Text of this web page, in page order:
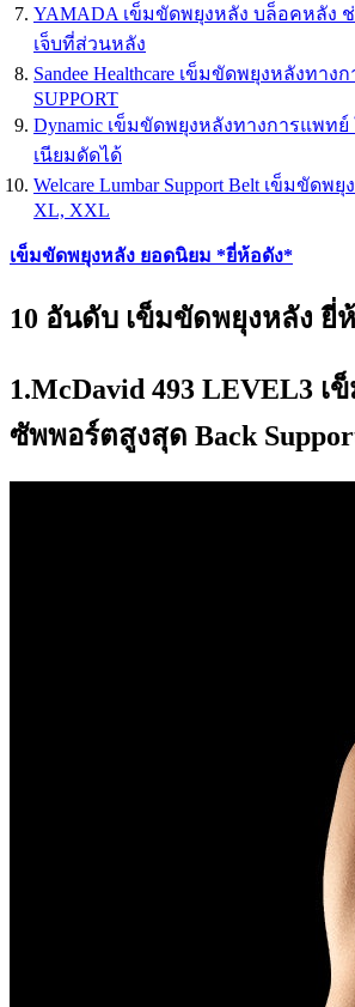
YAMADA เข็มขัดพยุงหลัง บล็อคหลัง
เจ็บที่ส่วนหลัง
Sandee Healthcare เข็มขัดพยุงหลังทาง
SUPPORT
Dynamic เข็มขัดพยุงหลังทางการแพท
เนียมดัดได้
Welcare Lumbar Support Belt เข็มขัดพยุ
XL, XXL
เข็มขัดพยุงหลัง ยอดนิยม *ยี่ห้อดัง*
10 อันดับ เข็มขัดพยุงหลัง ยี่
1.McDavid 493 LEVEL3 เ
ซัพพอร์ตสูงสุด Back